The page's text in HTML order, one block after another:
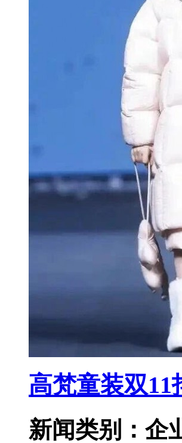
高梵童装双
新闻类别：企